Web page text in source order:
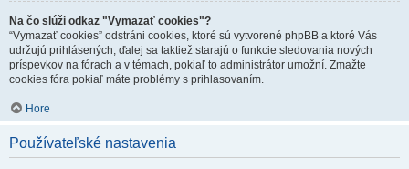
Na čo slúži odkaz "Vymazať cookies"?
“Vymazať cookies” odstráni cookies, ktoré sú vytvorené phpBB a ktoré Vás
udržujú prihlásených, ďalej sa taktiež starajú o funkcie sledovania nových
príspevkov na fórach a v témach, pokiaľ to administrátor umožní. Zmažte
cookies fóra pokiaľ máte problémy s prihlasovaním.
Hore
Používateľské nastavenia